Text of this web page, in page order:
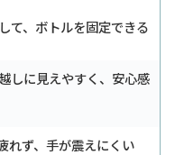
て、ボトルを固定できる
しに見えやすく、安心感
れず、手が震えにくい